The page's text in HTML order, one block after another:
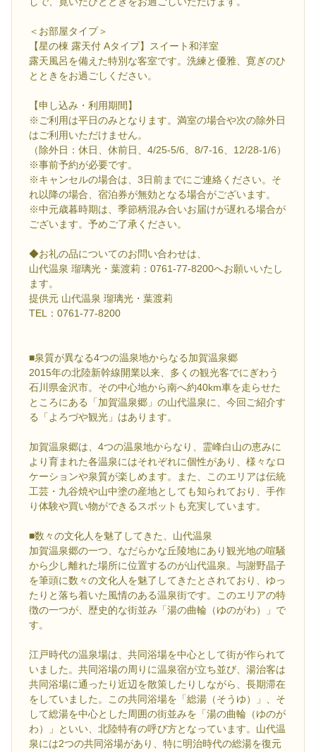
＜お部屋タイプ＞
【星の棟 露天付 Aタイプ】スイート和洋室
露天風呂を備えた特別な客室です。洗練と優雅、寛ぎのひ
とときをお過ごしください。
【申し込み・利用期間】
※ご利用は平日のみとなります。満室の場合や次の除外日
はご利用いただけません。
（除外日：休日、休前日、4/25-5/6、8/7-16、12/28-1/6）
※事前予約が必要です。
※キャンセルの場合は、3日前までにご連絡ください。そ
れ以降の場合、宿泊券が無効となる場合がございます。
※中元歳暮時期は、季節柄混み合いお届けが遅れる場合が
ございます。予めご了承ください。
◆お礼の品についてのお問い合わせは、
山代温泉 瑠璃光・葉渡莉：0761-77-8200へお願いいたし
ます。
提供元 山代温泉 瑠璃光・葉渡莉
TEL：0761-77-8200
■泉質が異なる4つの温泉地からなる加賀温泉郷
2015年の北陸新幹線開業以来、多くの観光客でにぎわう
石川県金沢市。その中心地から南へ約40km車を走らせた
ところにある「加賀温泉郷」の山代温泉に、今回ご紹介す
る「よろづや観光」はあります。
加賀温泉郷は、4つの温泉地からなり、霊峰白山の恵みに
より育まれた各温泉にはそれぞれに個性があり、様々なロ
ケーションや泉質が楽しめます。また、このエリアは伝統
工芸・九谷焼や山中塗の産地としても知られており、手作
り体験や買い物ができるスポットも充実しています。
■数々の文化人を魅了してきた、山代温泉
加賀温泉郷の一つ、なだらかな丘陵地にあり観光地の喧騒
から少し離れた場所に位置するのが山代温泉。与謝野晶子
を筆頭に数々の文化人を魅了してきたとされており、ゆっ
たりと落ち着いた風情のある温泉街です。このエリアの特
徴の一つが、歴史的な街並み「湯の曲輪（ゆのがわ）」で
す。
江戸時代の温泉場は、共同浴場を中心として街が作られて
いました。共同浴場の周りに温泉宿が立ち並び、湯治客は
共同浴場に通ったり近辺を散策したりしながら、長期滞在
をしていました。この共同浴場を「総湯（そうゆ）」、そ
して総湯を中心とした周囲の街並みを「湯の曲輪（ゆのが
わ）」といい、北陸特有の呼び方となっています。山代温
泉には2つの共同浴場があり、特に明治時代の総湯を復元